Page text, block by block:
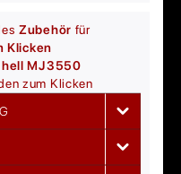
Zubehör für
Klicken
hell MJ3550
zum Klicken